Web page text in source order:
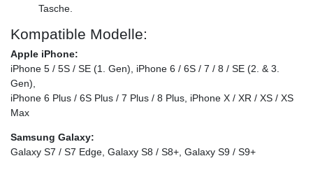
Tasche.
Kompatible Modelle:
Apple iPhone:
iPhone 5 / 5S / SE (1. Gen), iPhone 6 / 6S / 7 / 8 / SE (2. & 3.
Gen),
iPhone 6 Plus / 6S Plus / 7 Plus / 8 Plus, iPhone X / XR / XS / XS
Max
Samsung Galaxy:
Galaxy S7 / S7 Edge, Galaxy S8 / S8+, Galaxy S9 / S9+